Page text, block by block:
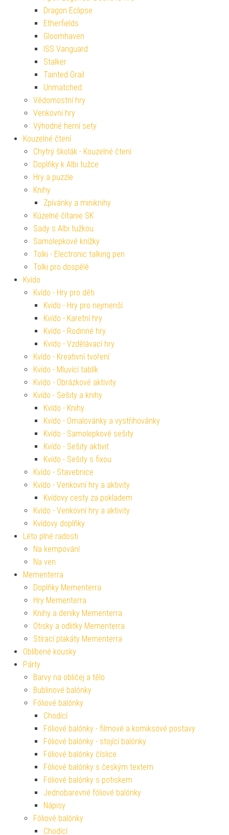
Dragon Eclipse
Etherfields
Gloomhaven
ISS Vanguard
Stalker
Tainted Grail
Unmatched
Vědomostní hry
Venkovní hry
Výhodné herní sety
Kouzelné čtení
Chytrý školák - Kouzelné čtení
Doplňky k Albi tužce
Hry a puzzle
Knihy
Zpívánky a miniknihy
Kúzelné čítanie SK
Sady s Albi tužkou
Samolepkové knížky
Tolki - Electronic talking pen
Tolki pro dospělé
Kvído
Kvído - Hry pro děti
Kvído - Hry pro nejmenší
Kvído - Karetní hry
Kvído - Rodinné hry
Kvído - Vzdělávací hry
Kvído - Kreativní tvoření
Kvído - Mluvící tablík
Kvído - Obrázkové aktivity
Kvído - Sešity a knihy
Kvído - Knihy
Kvído - Omalovánky a vystřihovánky
Kvído - Samolepkové sešity
Kvído - Sešity aktivit
Kvído - Sešity s fixou
Kvído - Stavebnice
Kvído - Venkovní hry a aktivity
Kvídovy cesty za pokladem
Kvído - Venkovní hry a aktivity
Kvídovy doplňky
Léto plné radosti
Na kempování
Na ven
Mementerra
Doplňky Mementerra
Hry Mementerra
Knihy a deníky Mementerra
Otisky a odlitky Mementerra
Stírací plakáty Mementerra
Oblíbené kousky
Párty
Barvy na obličej a tělo
Bublinové balónky
Fóliové balónky
Chodící
Fóliové balónky - filmové a komiksové postavy
Fóliové balónky - stojící balónky
Fóliové balónky číslice
Fóliové balónky s českým textem
Fóliové balónky s potiskem
Jednobarevné fóliové balónky
Nápisy
Fóliové balónky
Chodící